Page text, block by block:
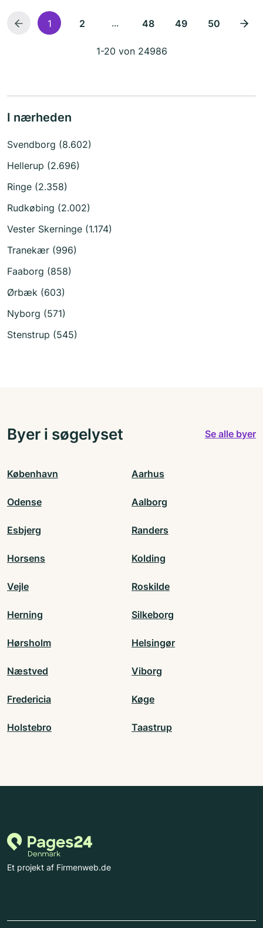
1 2 ... 48 49 50
1-20 von 24986
I nærheden
Svendborg (8.602)
Hellerup (2.696)
Ringe (2.358)
Rudkøbing (2.002)
Vester Skerninge (1.174)
Tranekær (996)
Faaborg (858)
Ørbæk (603)
Nyborg (571)
Stenstrup (545)
Byer i søgelyset Se alle byer
København Aarhus
Odense Aalborg
Esbjerg Randers
Horsens Kolding
Vejle Roskilde
Herning Silkeborg
Hørsholm Helsingør
Næstved Viborg
Fredericia Køge
Holstebro Taastrup
Et projekt af Firmenweb.de